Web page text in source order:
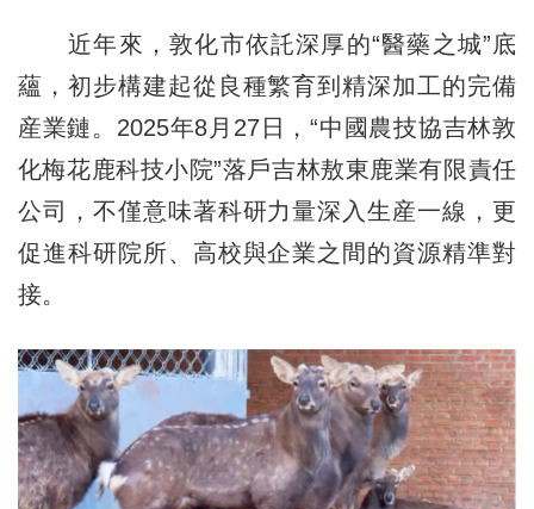
近年來，敦化市依託深厚的“醫藥之城”底
蘊，初步構建起從良種繁育到精深加工的完備
産業鏈。2025年8月27日，“中國農技協吉林敦
化梅花鹿科技小院”落戶吉林敖東鹿業有限責任
公司，不僅意味著科研力量深入生産一線，更
促進科研院所、高校與企業之間的資源精準對
接。